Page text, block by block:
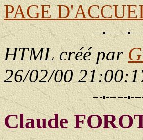
PAGE
HTML créé par
26/02/00
Claude